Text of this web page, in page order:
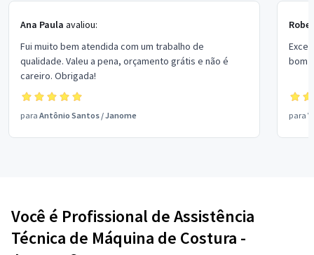
Ana Paula avaliou:
Fui muito bem atendida com um trabalho de
qualidade. Valeu a pena, orçamento grátis e não é
careiro. Obrigada!
para Antônio Santos /Janome
bom
para
Você é Profissional de Assistência
Técnica de Máquina de Costura -